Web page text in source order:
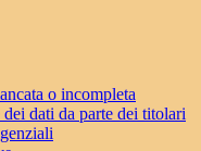
o incompleta
dati da parte dei titolari